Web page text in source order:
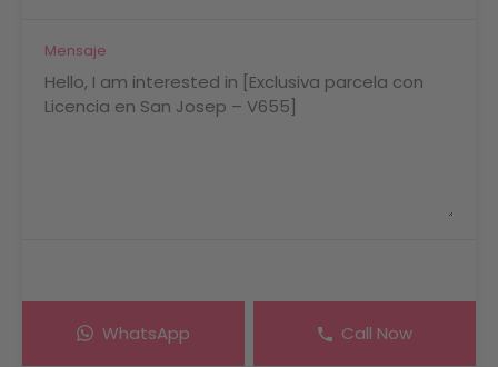
Mensaje
WhatsApp Call Now